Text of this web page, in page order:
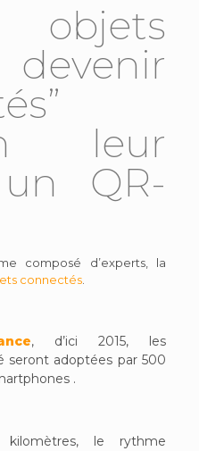
devenir
leur
QR-
composé d’experts, la
connectés.
, d’ici 2015, les
seront adoptées par 500
.
kilomètres, le rythme